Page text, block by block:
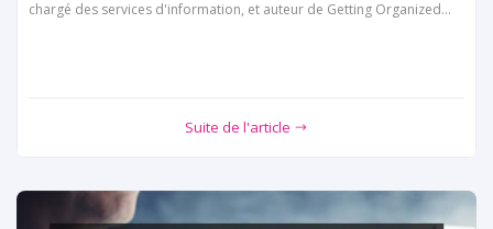
chargé des services d'information, et auteur de Getting Organized...
Suite de l'article